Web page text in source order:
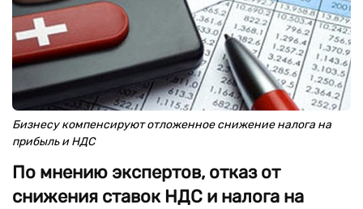
Бизнесу компенсируют отложенное снижение налога на
прибыль и НДС
По мнению экспертов, отказ от
снижения ставок НДС и налога на